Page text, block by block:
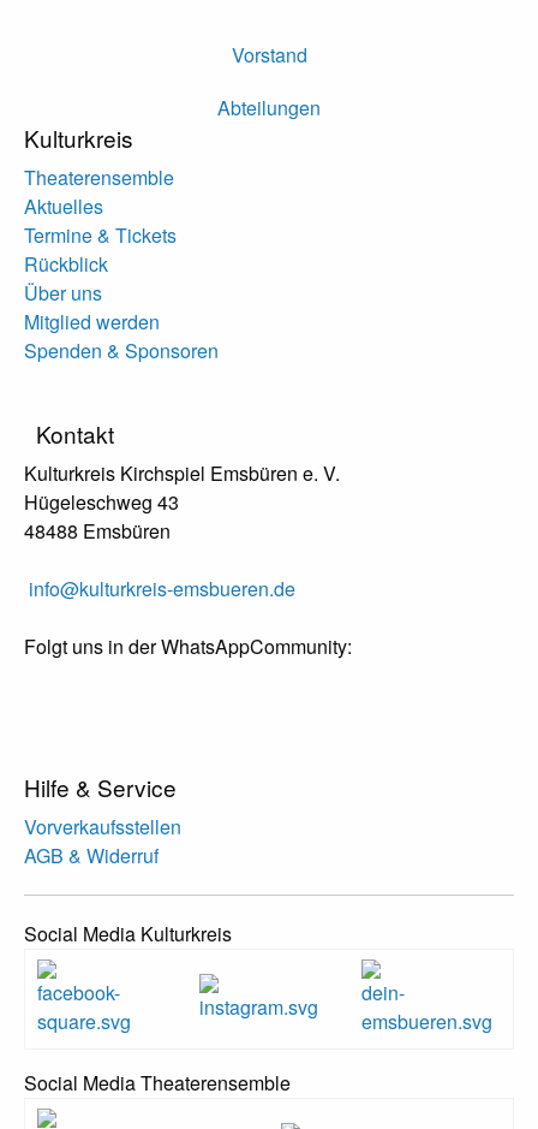
Vorstand
Abteilungen
Kulturkreis
Theaterensemble
Aktuelles
Termine & Tickets
Rückblick
Über uns
Mitglied werden
Spenden & Sponsoren
Kontakt
Kulturkreis Kirchspiel Emsbüren e. V.
Hügeleschweg 43
48488 Emsbüren
info@kulturkreis-emsbueren.de
Folgt uns in der WhatsAppCommunity:
Hilfe & Service
Vorverkaufsstellen
AGB & Widerruf
Social Media Kulturkreis
Social Media Theaterensemble